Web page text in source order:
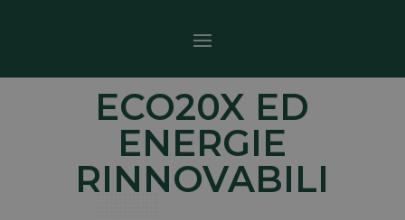
ECO20X ED
ENERGIE
RINNOVABILI